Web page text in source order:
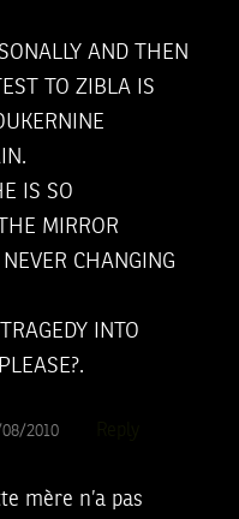
AND THEN
TO ZIBLA IS
IS SO
MIRROR
CHANGING
INTO
2010
mère n’a pas